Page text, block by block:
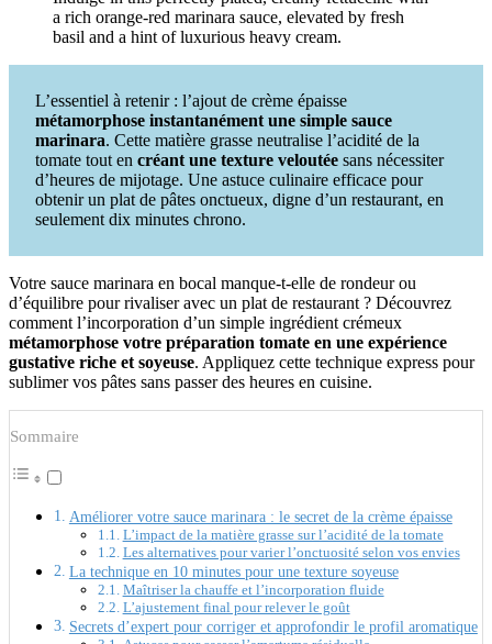
a rich orange-red marinara sauce, elevated by fresh
basil and a hint of luxurious heavy cream.
L’essentiel à retenir : l’ajout de crème épaisse
métamorphose instantanément une simple sauce
marinara. Cette matière grasse neutralise l’acidité de la
tomate tout en créant une texture veloutée sans nécessiter
d’heures de mijotage. Une astuce culinaire efficace pour
obtenir un plat de pâtes onctueux, digne d’un restaurant, en
seulement dix minutes chrono.
Votre sauce marinara en bocal manque-t-elle de rondeur ou
d’équilibre pour rivaliser avec un plat de restaurant ? Découvrez
comment l’incorporation d’un simple ingrédient crémeux
métamorphose votre préparation tomate en une expérience
gustative riche et soyeuse. Appliquez cette technique express pour
sublimer vos pâtes sans passer des heures en cuisine.
Sommaire
Améliorer votre sauce marinara : le secret de la crème épaisse
L’impact de la matière grasse sur l’acidité de la tomate
Les alternatives pour varier l’onctuosité selon vos envies
La technique en 10 minutes pour une texture soyeuse
Maîtriser la chauffe et l’incorporation fluide
L’ajustement final pour relever le goût
Secrets d’expert pour corriger et approfondir le profil aromatique